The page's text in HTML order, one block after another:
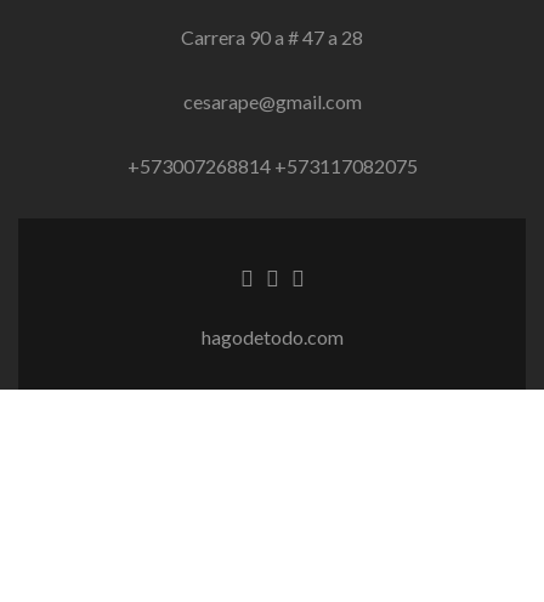
Carrera 90 a # 47 a 28
cesarape@gmail.com
+573007268814 +573117082075
Enlace
EnlaceEnlace
hagodetodo.com